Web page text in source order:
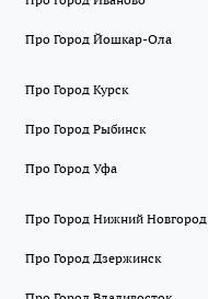
Про Город Йошкар-Ола
Про Город Курск
Про Город Рыбинск
Про Город Уфа
Про Город Нижний Новгород
Про Город Дзержинск